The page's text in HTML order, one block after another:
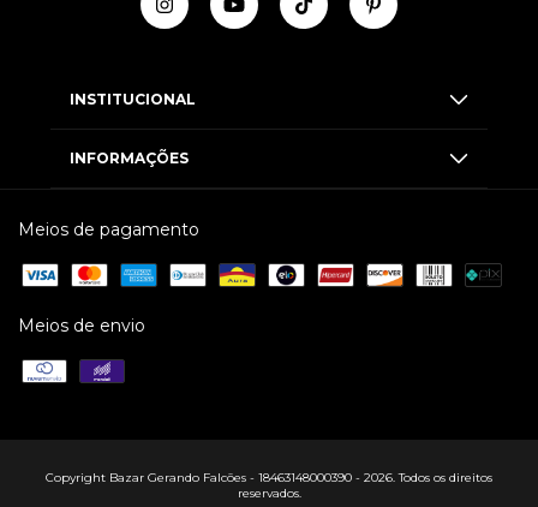
INSTITUCIONAL
INFORMAÇÕES
Meios de pagamento
Meios de envio
Copyright Bazar Gerando Falcões - 18463148000390 - 2026. Todos os direitos
reservados.